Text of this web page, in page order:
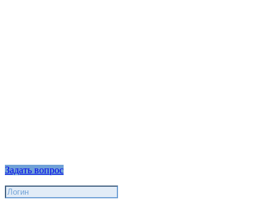
Задать вопрос